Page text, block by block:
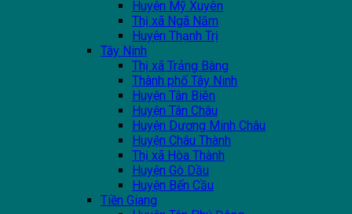
Huyện Mỹ Xuyên
Thị xã Ngã Năm
Huyện Thạnh Trị
Tây Ninh
Thị xã Trảng Bàng
Thành phố Tây Ninh
Huyện Tân Biên
Huyện Tân Châu
Huyện Dương Minh Châu
Huyện Châu Thành
Thị xã Hòa Thành
Huyện Gò Dầu
Huyện Bến Cầu
Tiền Giang